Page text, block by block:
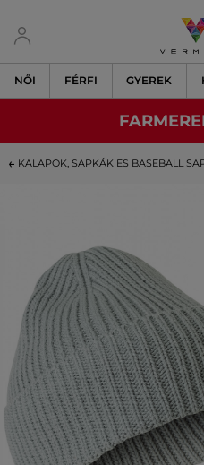
NŐI FÉRFI GYEREK
KALAPOK, SAPKÁK ES BASEBALL